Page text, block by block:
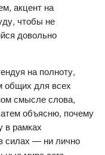
акцент на
чтобы не
довольно
на полноту,
общих для всех
смысле слова,
объясню, почему
в рамках
силах — ни лично